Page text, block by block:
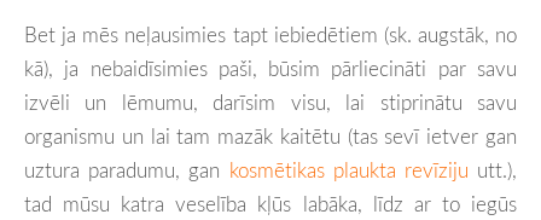
Bet ja mēs neļausimies tapt iebiedētiem (sk. augstāk, no
kā), ja nebaidīsimies paši, būsim pārliecināti par savu
izvēli un lēmumu, darīsim visu, lai stiprinātu savu
organismu un lai tam mazāk kaitētu (tas sevī ietver gan
uztura paradumu, gan kosmētikas plaukta revīziju utt.),
tad mūsu katra veselība kļūs labāka, līdz ar to iegūs